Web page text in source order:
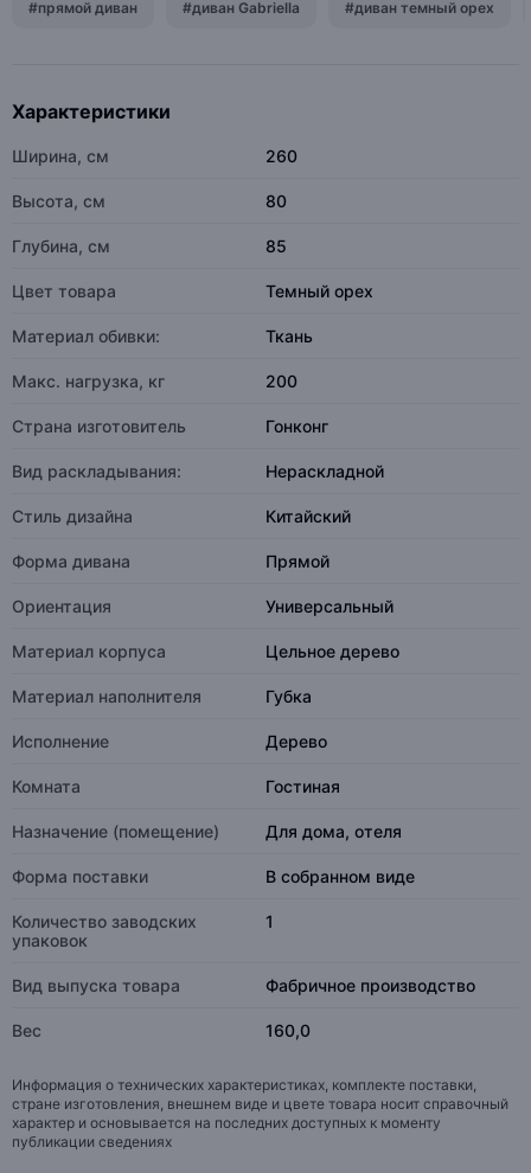
#прямой диван #диван Gabriella #диван темный орех
Характеристики
Ширина, см 260
Высота, см 80
Глубина, см 85
Цвет товара Темный орех
Материал обивки: Ткань
Макс. нагрузка, кг 200
Страна изготовитель Гонконг
Вид раскладывания: Нераскладной
Стиль дизайна Китайский
Форма дивана Прямой
Ориентация Универсальный
Материал корпуса Цельное дерево
Материал наполнителя Губка
Исполнение Дерево
Комната Гостиная
Назначение (помещение) Для дома, отеля
Форма поставки В собранном виде
Количество заводских
упаковок
1
Вид выпуска товара Фабричное производство
Вес 160,0
Информация о технических характеристиках, комплекте поставки,
стране изготовления, внешнем виде и цвете товара носит справочный
характер и основывается на последних доступных к моменту
публикации сведениях